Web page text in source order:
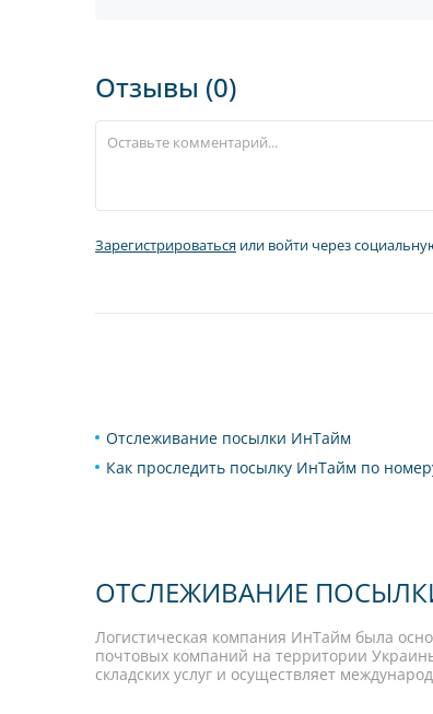
Отзывы (0)
Зарегистрироваться или войти через
Отслеживание посылки ИнТайм
Как проследить посылку ИнТайм по
ОТСЛЕЖИВАНИЕ
Логистическая компания ИнТайм была
почтовых компаний на территории
складских услуг и осуществляет